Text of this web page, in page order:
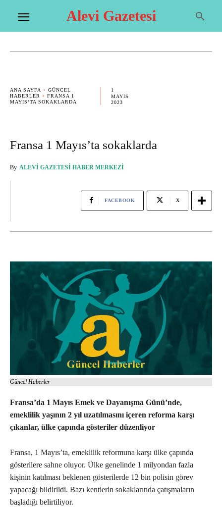
Alevi Gazetesi
ANA SAYFA
GÜNCEL
HABERLER
FRANSA 1
MAYIS’TA SOKAKLARDA
1
MAYIS
2023
Fransa 1 Mayıs’ta sokaklarda
By ALEVI GAZETESI HABER MERKEZI
FACEBOOK X
Güncel Haberler
Fransa’da 1 Mayıs Emek ve Dayanışma Günü’nde,
emeklilik yaşının 2 yıl uzatılmasını içeren reforma karşı
çıkanlar, ülke çapında gösteriler düzenliyor
Fransa, 1 Mayıs’ta, emeklilik reformuna karşı ülke çapında
gösterilere sahne oluyor. Ülke genelinde 1 milyondan fazla
kişinin katılması beklenen gösterilerde 12 bin polisin görev
yapacağı bildirildi. Bazı kentlerin sokaklarında çatışmaların
başladığı belirtiliyor.